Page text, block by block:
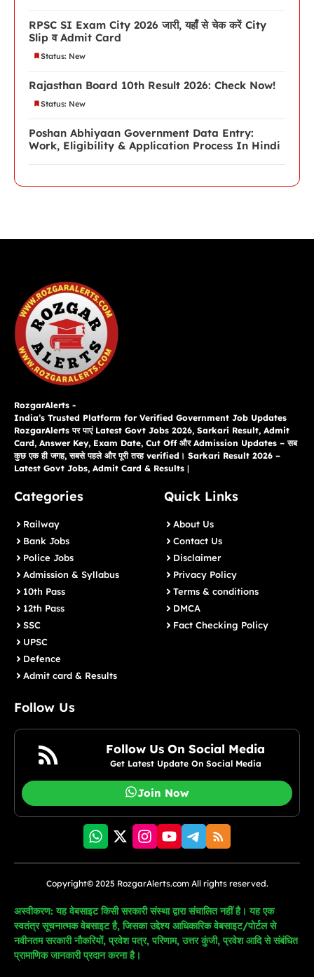
RPSC SI Exam City 2026 जारी, यहाँ से चेक करें City
Slip व Admit Card
Status: New
Rajasthan Board 10th Result 2026: Check Now!
Status: New
Poshan Abhiyaan Government Data Entry:
Work, Eligibility & Application Process In Hindi
RozgarAlerts -
India’s Trusted Platform for Verified Government Job Updates
RozgarAlerts पर पाएं Latest Govt Jobs 2026, Sarkari Result, Admit
Card, Answer Key, Exam Date, Cut Off और Admission Updates – सब
कुछ एक ही जगह, सबसे पहले और पूरी तरह verified। Sarkari Result 2026 –
Latest Govt Jobs, Admit Card & Results |
Categories
Railway
Bank Jobs
Police Jobs
Admission & Syllabus
10th Pass
12th Pass
SSC
UPSC
Defence
Admit card & Results
Quick Links
About Us
Contact Us
Disclaimer
Privacy Policy
Terms & conditions
DMCA
Fact Checking Policy
Follow Us
Follow Us On Social Media
Get Latest Update On Social Media
Join Now
Copyright© 2025 RozgarAlerts.com All rights reserved.
अस्वीकरण: यह वेबसाइट किसी सरकारी संस्था द्वारा संचालित नहीं है। यह एक
स्वतंत्र सूचनात्मक वेबसाइट है, जिसका उद्देश्य आधिकारिक वेबसाइट/पोर्टल से
नवीनतम सरकारी नौकरियों, प्रवेश पत्र, परिणाम, उत्तर कुंजी, प्रवेश आदि से संबंधित
प्रामाणिक जानकारी प्रदान करना है।